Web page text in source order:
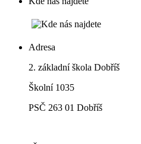
Adresa
2. základní škola Dobříš
Školní 1035
PSČ 263 01 Dobříš